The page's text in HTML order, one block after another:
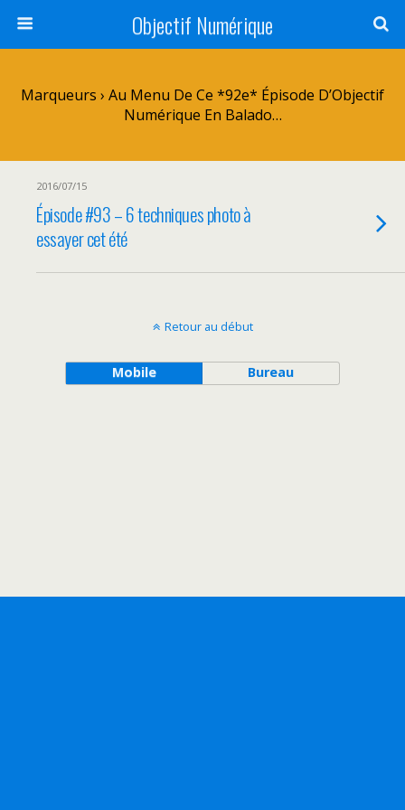
Objectif Numérique
Marqueurs › Au Menu De Ce *92e* Épisode D’Objectif
Numérique En Balado…
2016/07/15
Épisode #93 – 6 techniques photo à
essayer cet été
Retour au début
Mobile Bureau